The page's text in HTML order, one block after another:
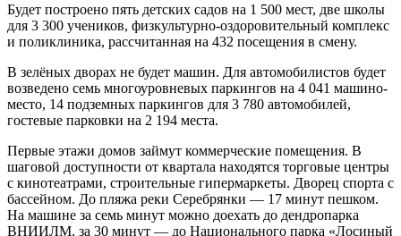
Будет построено пять детских садов на 1 500 мест, две школы
для 3 300 учеников, физкультурно-оздоровительный комплекс
и поликлиника, рассчитанная на 432 посещения в смену.
В зелёных дворах не будет машин. Для автомобилистов будет
возведено семь многоуровневых паркингов на 4 041 машино-
место, 14 подземных паркингов для 3 780 автомобилей,
гостевые парковки на 2 194 места.
Первые этажи домов займут коммерческие помещения. В
шаговой доступности от квартала находятся торговые центры
с кинотеатрами, строительные гипермаркеты. Дворец спорта с
бассейном. До пляжа реки Серебрянки — 17 минут пешком.
На машине за семь минут можно доехать до дендропарка
ВНИИЛМ, за 30 минут — до Национального парка «Лосиный